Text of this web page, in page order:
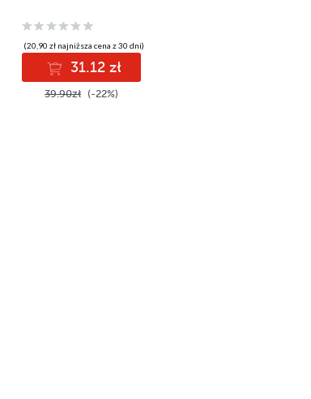
(20,90 zł najniższa cena z 30 dni)
31.12 zł
39.90zł (-22%)